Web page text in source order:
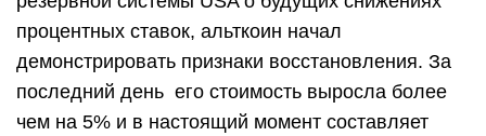
процентных ставок, альткоин начал
демонстрировать признаки восстановления. За
последний день его стоимость выросла более
чем на 5% и в настоящий момент составляет